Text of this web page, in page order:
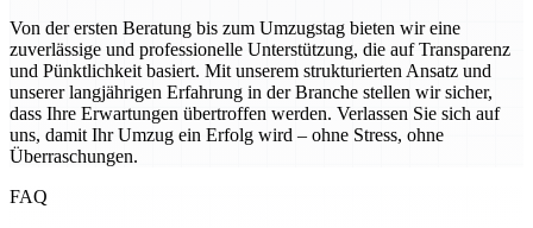
Von der ersten Beratung bis zum Umzugstag bieten wir eine
zuverlässige und professionelle Unterstützung, die auf Transparenz
und Pünktlichkeit basiert. Mit unserem strukturierten Ansatz und
unserer langjährigen Erfahrung in der Branche stellen wir sicher,
dass Ihre Erwartungen übertroffen werden. Verlassen Sie sich auf
uns, damit Ihr Umzug ein Erfolg wird – ohne Stress, ohne
Überraschungen.
FAQ